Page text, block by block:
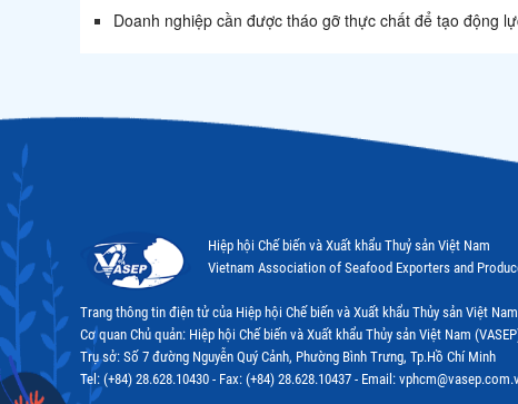
Doanh nghiệp cần được tháo gỡ thực chất để tạo động
Hiệp hội Chế biến và Xuất khẩu Thuỷ sản Việt Nam
Vietnam Association of Seafood Exporters and
Trang thông tin điện tử của Hiệp hội Chế biến và Xuất khẩu Thủy sản Việt
Cơ quan Chủ quản: Hiệp hội Chế biến và Xuất khẩu Thủy sản Việt Nam
Trụ sở: Số 7 đường Nguyễn Quý Cảnh, Phường Bình Trưng, Tp.Hồ Chí Minh
Tel: (+84) 28.628.10430 - Fax: (+84) 28.628.10437 - Email: